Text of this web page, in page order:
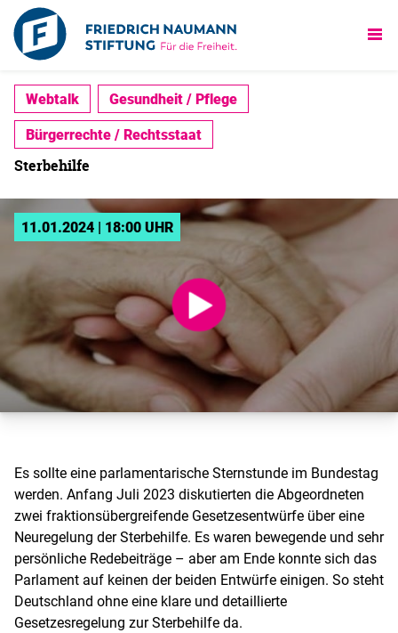
Webtalk
Gesundheit / Pflege
Bürgerrechte / Rechtsstaat
Sterbehilfe
11.01.2024 | 18:00 UHR
Es sollte eine parlamentarische Sternstunde im Bundestag
werden. Anfang Juli 2023 diskutierten die Abgeordneten
zwei fraktionsübergreifende Gesetzesentwürfe über eine
Neuregelung der Sterbehilfe. Es waren bewegende und sehr
persönliche Redebeiträge – aber am Ende konnte sich das
Parlament auf keinen der beiden Entwürfe einigen. So steht
Deutschland ohne eine klare und detaillierte
Gesetzesregelung zur Sterbehilfe da.